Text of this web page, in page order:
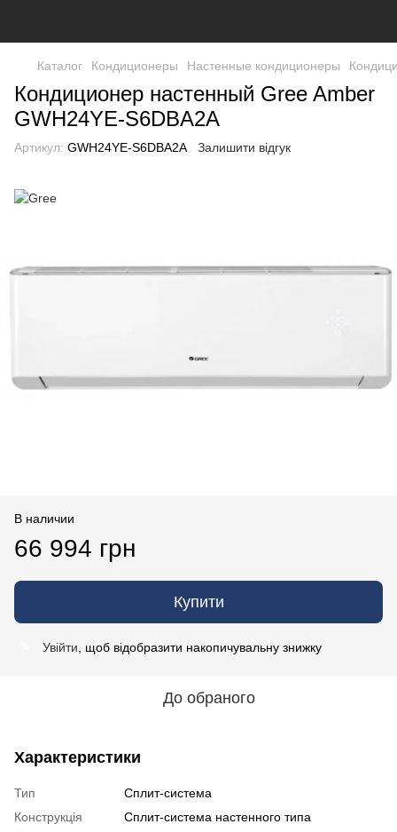
Каталог Кондиционеры Настенные кондиционеры
Кондиционер настенный Gree Amber
GWH24YE-S6DBA2A
Артикул: GWH24YE-S6DBA2A Залишити відгук
В наличии
66 994 грн
Купити
Увійти , щоб відобразити накопичувальну знижку
До обраного
Характеристики
Тип
Сплит-система
Конструкція
Cплит-система настенного типа